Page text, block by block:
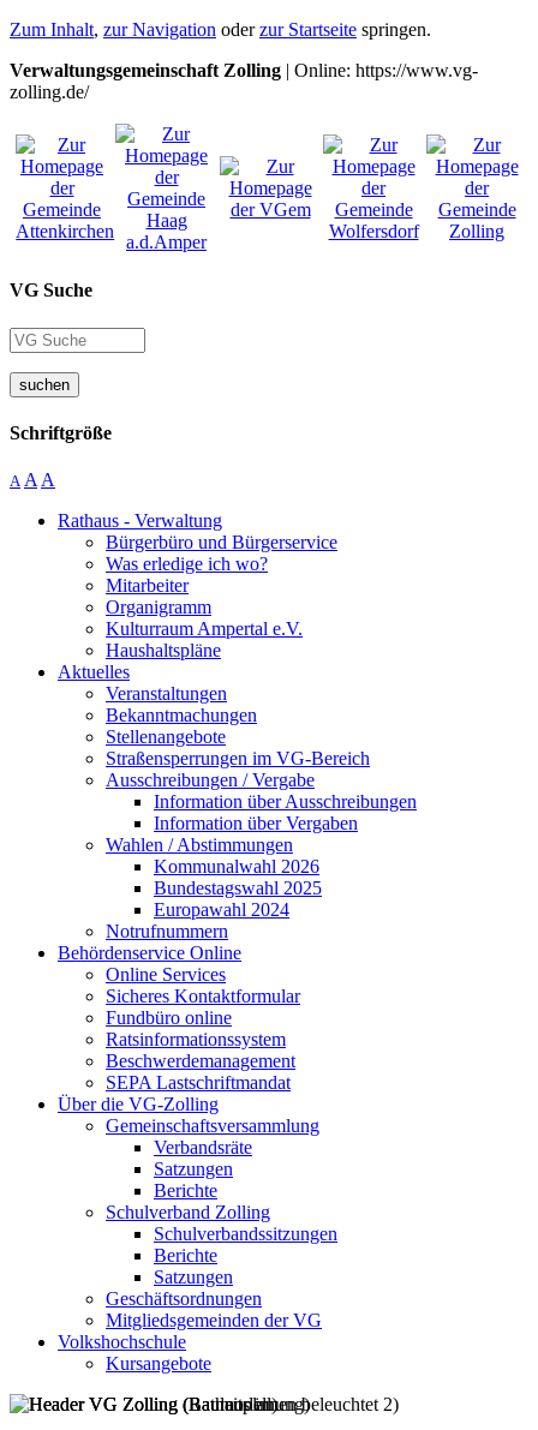
Zum Inhalt, zur Navigation oderzur Startseite springen.
Verwaltungsgemeinschaft Zolling | Online: https://www.vg-
zolling.de/
VG Suche
suchen
Schriftgröße
A A A
Rathaus - Verwaltung
Bürgerbüro und Bürgerservice
Was erledige ich wo?
Mitarbeiter
Organigramm
Kulturraum Ampertal e.V.
Haushaltspläne
Aktuelles
Veranstaltungen
Bekanntmachungen
Stellenangebote
Straßensperrungen im VG-Bereich
Ausschreibungen / Vergabe
Information über Ausschreibungen
Information über Vergaben
Wahlen / Abstimmungen
Kommunalwahl 2026
Bundestagswahl 2025
Europawahl 2024
Notrufnummern
Behördenservice Online
Online Services
Sicheres Kontaktformular
Fundbüro online
Ratsinformationssystem
Beschwerdemanagement
SEPA Lastschriftmandat
Über die VG-Zolling
Gemeinschaftsversammlung
Verbandsräte
Satzungen
Berichte
Schulverband Zolling
Schulverbandssitzungen
Berichte
Satzungen
Geschäftsordnungen
Mitgliedsgemeinden der VG
Volkshochschule
Kursangebote